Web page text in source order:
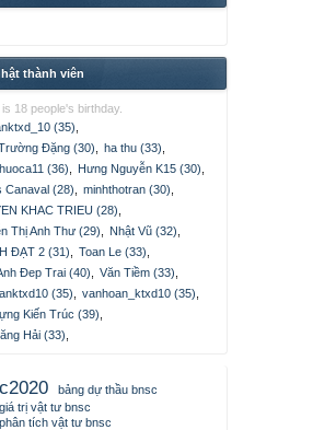
thành viên
18 people's birthday.
(35)
Đặng (30)
ha thu (33)
(36)
Hưng Nguyễn K15 (30)
Canaval (28)
minhthotran (30)
KHAC TRIEU (28)
Thị Anh Thư (29)
Nhật Vũ (32)
ĐẠT 2 (31)
Toan Le (33)
Đep Trai (40)
Văn Tiềm (33)
(35)
vanhoan_ktxd10 (35)
Kiến Trúc (39)
Hải (33)
bảng dự thầu bnsc
trị vật tư bnsc
tích vật tư bnsc